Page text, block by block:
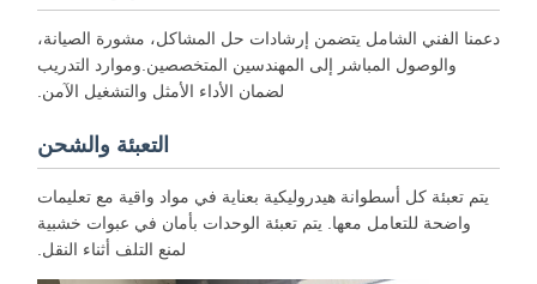
دعمنا الفني الشامل يتضمن إرشادات حل المشاكل، مشورة الصيانة،
والوصول المباشر إلى المهندسين المتخصصين.وموارد التدريب
لضمان الأداء الأمثل والتشغيل الآمن.
التعبئة والشحن
يتم تعبئة كل أسطوانة هيدروليكية بعناية في مواد واقية مع تعليمات
واضحة للتعامل معها. يتم تعبئة الوحدات بأمان في عبوات خشبية
لمنع التلف أثناء النقل.